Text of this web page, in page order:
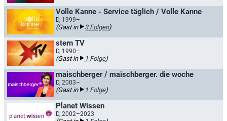
Volle Kanne - Service täglich / Volle Kanne
D, 1999–
(Gast in 3 Folgen)
stern TV
D, 1990–
(Gast in 1 Folge)
maischberger / maischberger. die woche
D, 2003–
(Gast in 1 Folge)
Planet Wissen
D, 2002–2023